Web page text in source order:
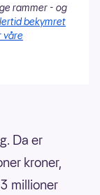
rammer - og
bekymret
våre
Da er
kroner,
millioner